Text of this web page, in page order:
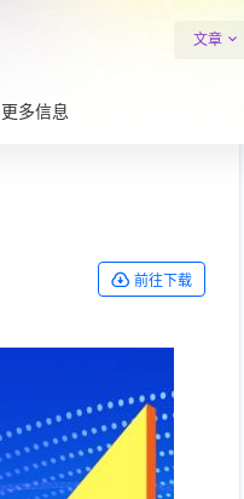
文章
更多信息
前往下载